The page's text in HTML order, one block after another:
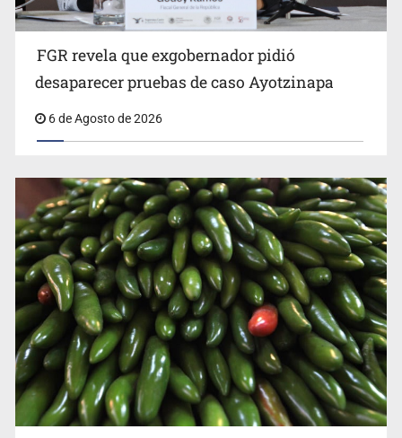
Kershenobich descarta brote de ciclosporiasis en
FGR revela que exgobernador pidió
desaparecer pruebas de caso Ayotzinapa
6 de Agosto de 2026